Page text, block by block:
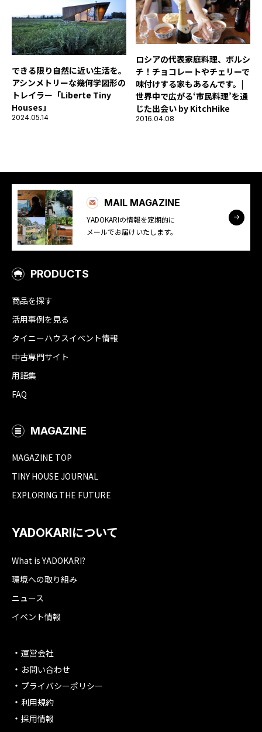
できる限り自然に近い生活を。
アシンメトリーな幾何学図形の
トレイラー「Liberte Tiny
Houses」
2024.05.14
ロシアの代表家庭料理、ボルシ
チ！チョコレートやチェリーで
味付けする家もあるんです。|
世界中で広がる‘市民料理’を通
じた出会い by KitchHike
2016.04.08
MAIL MAGAZINE
YADOKARIの情報を定期的に
メールでお届けいたします。
PRODUCTS
商品を探す
活用事例を見る
タイニーハウスイベント情報
中古専門サイト
用語集
FAQ
MAGAZINE
MAGAZINE TOP
TINY HOUSE JOURNAL
EXPLORING THE FUTURE
YADOKARIについて
What is YADOKARI?
環境への取り組み
ニュース
イベント情報
運営会社
お問い合わせ
プライバシーポリシー
利用規約
採用情報